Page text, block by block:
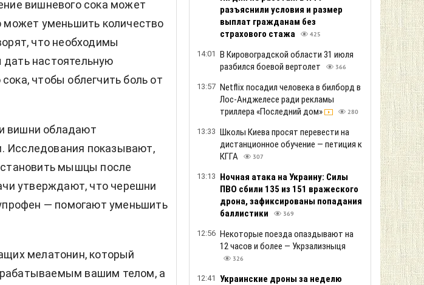
вишневого сока может
может уменьшить количество
что необходимы
настоятельную
чтобы облегчить боль от
вишни обладают
Исследования показывают,
мышцы после
утверждают, что черешни
— помогают уменьшить
мелатонин, который
вашим телом, а
разъяснили условия и размер
выплат гражданам без
страхового стажа
425
14:01 В Кировоградской области 31 июля
разбился боевой вертолет
366
13:57 Netflix посадил человека в билборд в
Лос-Анджелесе ради рекламы
триллера «Последний дом»
280
13:33 Школы Киева просят перевести на
дистанционное обучение — петиция к
КГГА
307
13:13 Ночная атака на Украину: Силы
ПВО сбили 135 из 151 вражеского
дрона, зафиксированы попадания
баллистики
369
12:56 Некоторые поезда опаздывают на
12 часов и более — Укрзализныця
326
12:41 Украинские дроны за неделю